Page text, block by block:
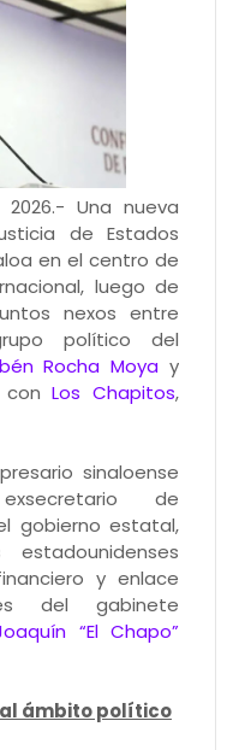
Una nueva
de Estados
en el centro de
luego de
nexos entre
político del
Rocha Moya y
conLos Chapitos,
sinaloense
de
gobierno estatal,
y enlace
del gabinete
“El Chapo”
ámbito político